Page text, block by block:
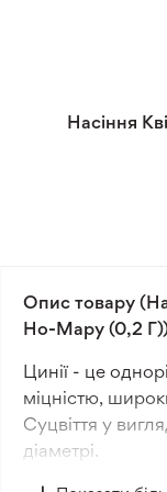
Насіння
Опис товару
Но-Мару (0,2
Цинії - це
міцністю,
Суцвіття у
діаметрі.